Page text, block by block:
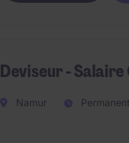
Deviseur -
Namur Permanent